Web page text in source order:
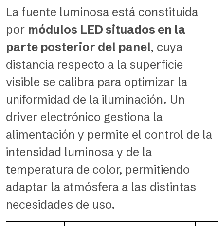
La fuente luminosa está constituida
por módulos LED situados en la
parte posterior del panel, cuya
distancia respecto a la superficie
visible se calibra para optimizar la
uniformidad de la iluminación. Un
driver electrónico gestiona la
alimentación y permite el control de la
intensidad luminosa y de la
temperatura de color, permitiendo
adaptar la atmósfera a las distintas
necesidades de uso.